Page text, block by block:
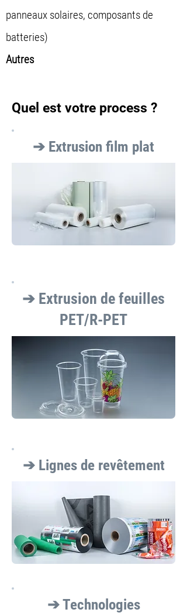
panneaux solaires, composants de
batteries)
Autres
Quel est votre process ?
➔ Extrusion film plat
➔ Extrusion de feuilles
PET/R-PET
➔ Lignes de revêtement
➔ Technologies